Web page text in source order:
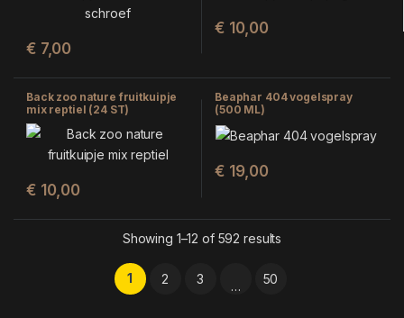
€ 7,00
€ 10,00
Back zoo nature fruitkuipje
mix reptiel (24 ST)
€ 10,00
Beaphar 404 vogelspray
(500 ML)
€ 19,00
Showing 1–12 of 592 results
1 2 3 … 50